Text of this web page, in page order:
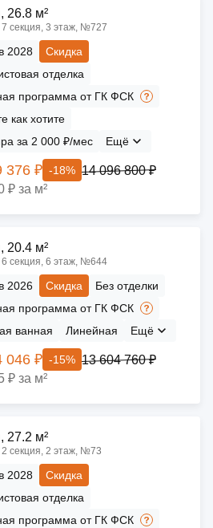
26.8 м²
7 секция, 3 этаж, №727
2028
Скидка
отделка
программа от ГК ФСК
как хотите
за 2 000 ₽/мес
Ещё
376 ₽ -18% 14 096 800 ₽
₽ за м²
20.4 м²
6 секция, 6 этаж, №644
2026 Скидка
Без отделки
программа от ГК ФСК
ванная
Линейная Ещё
046 ₽ -15% 13 604 760 ₽
₽ за м²
27.2 м²
2 секция, 2 этаж, №73
2028
Скидка
отделка
программа от ГК ФСК